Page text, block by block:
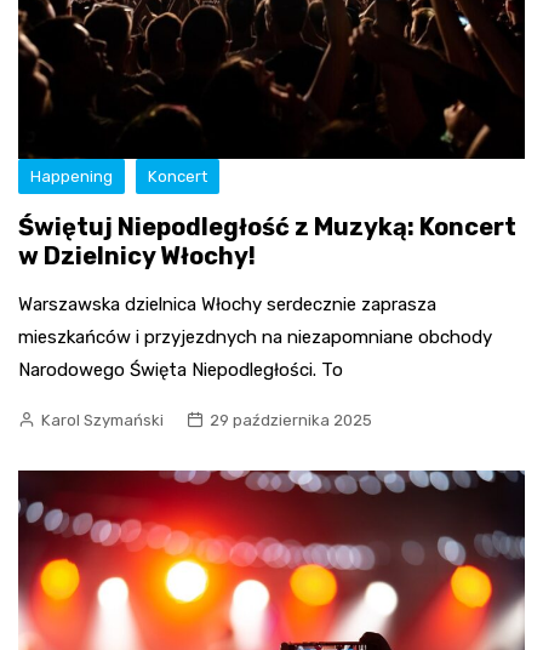
Happening Koncert
Świętuj Niepodległość z Muzyką: Koncert
w Dzielnicy Włochy!
Warszawska dzielnica Włochy serdecznie zaprasza
mieszkańców i przyjezdnych na niezapomniane obchody
Narodowego Święta Niepodległości. To
Karol Szymański 29 października 2025